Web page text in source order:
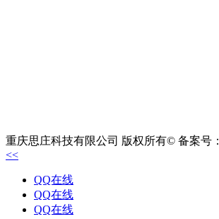
重庆思庄科技有限公司 版权所有© 备案号：
<<
QQ在线
QQ在线
QQ在线